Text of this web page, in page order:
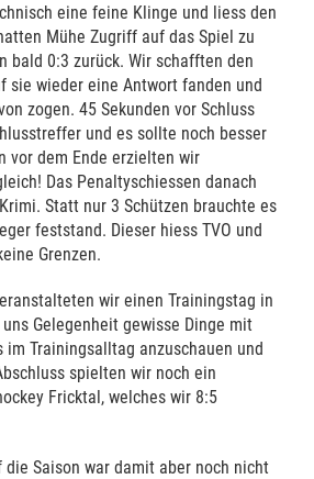
eine feine Klinge und liess den
Mühe Zugriff auf das Spiel zu
bald 0:3 zurück. Wir schafften den
sie wieder eine Antwort fanden und
zogen. 45 Sekunden vor Schluss
und es sollte noch besser
vor dem Ende erzielten wir
Das Penaltyschiessen danach
Statt nur 3 Schützen brauchte es
feststand. Dieser hiess TVO und
Grenzen.
wir einen Trainingstag in
Gelegenheit gewisse Dinge mit
im Trainingsalltag anzuschauen und
spielten wir noch ein
Fricktal, welches wir 8:5
die Saison war damit aber noch nicht